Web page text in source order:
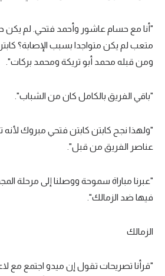
"أنا مع حسام عاشور وأحمد فتحي. لم يكن
متعب لم يكن متواجدا بسبب الإصابة؟
ومن قبله محمد أبو تريكة ومحمد بركات".
"باقي الفريق بالكامل كان من الشباب".
"ولهذا نجح كابتن كابتن فتحي مبروك
عناصر الفريق من قبل".
"عبرنا مباراة سموحة ووصلنا إلى مرحلة
فيها ضد الزمالك".
الزمالك
"قرأنا تصريحات تقول إن ميدو اجتمع مع